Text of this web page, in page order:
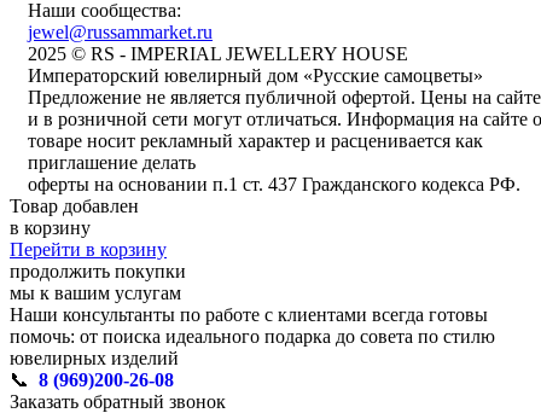
Наши сообщества:
jewel@russammarket.ru
2025 © RS - IMPERIAL JEWELLERY HOUSE
Императорский ювелирный дом «Русские самоцветы»
Предложение не является публичной офертой. Цены на сайте
и в розничной сети могут отличаться. Информация на сайте о
товаре носит рекламный характер и расценивается как
приглашение делать
оферты на основании п.1 ст. 437 Гражданского кодекса РФ.
Товар добавлен
в корзину
Перейти в корзину
продолжить покупки
мы к вашим услугам
Наши консультанты по работе с клиентами всегда готовы
помочь: от поиска идеального подарка до совета по стилю
ювелирных изделий
📞 8 (969)200-26-08
Заказать обратный звонок